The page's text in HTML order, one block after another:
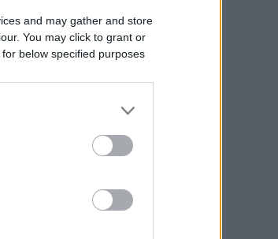
and may gather and store
You may click to grant or
below specified purposes
του
από σύγκρουση τραμπ στο
Γκελζενκίρχεν - Σε σοβαρή
κατάσταση 3 εξ' αυτών
ΔΙΕΘΝΗ
06/08/26 - 20:50
Συρία: Νεκροί και τραυματίες από
Δαμασκό
ΔΙΕΘΝΗ
Washington Post: Ο Τραμπ θέλει